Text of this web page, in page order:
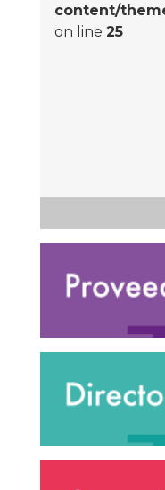
content/
on line 25